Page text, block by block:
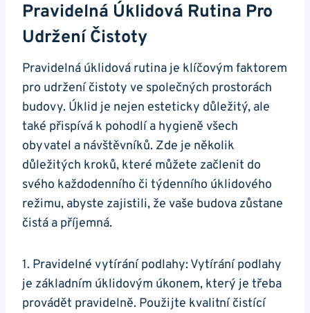
Pravidelná Úklidová Rutina Pro
Udržení Čistoty
Pravidelná úklidová ​rutina je klíčovým faktorem
⁤pro⁤ udržení čistoty ve společných prostorách
budovy. Úklid je nejen esteticky důležitý, ale
také přispívá k pohodlí ​a ⁢hygieně všech
obyvatel a návštěvníků. Zde je několik
důležitých kroků, které můžete začlenit ⁣do
svého každodenního ⁢či týdenního úklidového
⁣režimu, abyste zajistili, že vaše budova zůstane
čistá a příjemná.
1. Pravidelné vytírání podlahy: Vytírání podlahy
je‍ základním úklidovým úkonem, který je třeba
provádět pravidelně. Použijte kvalitní ‍čistící